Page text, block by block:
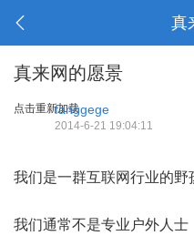
真
真来网的愿景
点击重新加载fanggege
2014-6-21 19:04:11
我们是一群互联网行业的野
我们通常不是专业户外人士